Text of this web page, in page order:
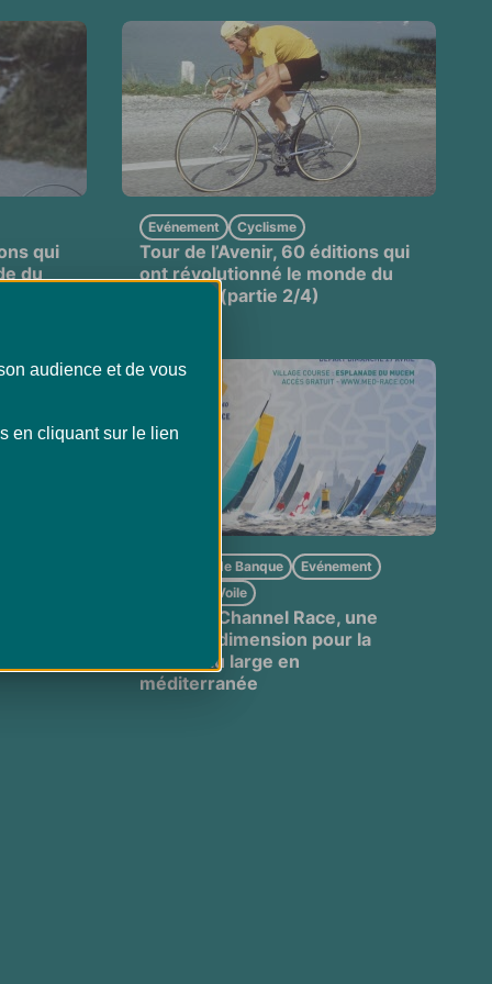
qui
du
Tour de l’Avenir, 60 éditions qui
ont révolutionné le monde du
cyclisme (partie 2/4)
Evénement Cyclisme
CIC Med Channel Race, une
nouvelle dimension pour la
course au large en
méditerranée
Lyonnaise de Banque
Evénement
Voile
audience et de vous
en cliquant sur le lien